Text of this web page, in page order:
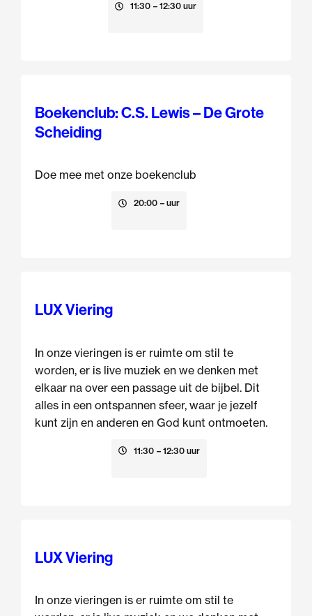
11:30 – 12:30 uur
Boekenclub: C.S. Lewis – De Grote
Scheiding
Doe mee met onze boekenclub
20:00 – uur
LUX Viering
In onze vieringen is er ruimte om stil te
worden, er is live muziek en we denken met
elkaar na over een passage uit de bijbel. Dit
alles in een ontspannen sfeer, waar je jezelf
kunt zijn en anderen en God kunt ontmoeten.
11:30 – 12:30 uur
LUX Viering
In onze vieringen is er ruimte om stil te